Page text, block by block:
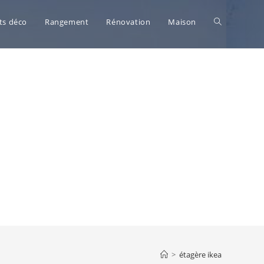
déco Rangement Rénovation Maison Toggle
> étagère ikea